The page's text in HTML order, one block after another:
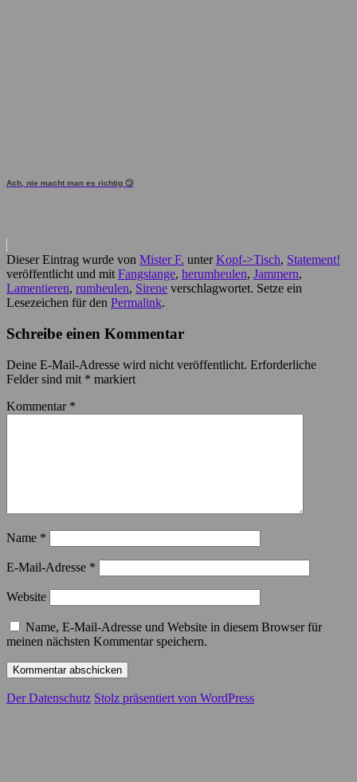
Ach, nie macht man es richtig 🙄
Dieser Eintrag wurde von Mister F. unterKopf->Tisch, Statement!
veröffentlicht und mit Fangstange, herumheulen, Jammern,
Lamentieren, rumheulen, Sirene verschlagwortet. Setze ein
Lesezeichen für den Permalink.
Schreibe einen Kommentar
Deine E-Mail-Adresse wird nicht veröffentlicht. Erforderliche
Felder sind mit * markiert
Kommentar *
Name *
E-Mail-Adresse *
Website
Name, E-Mail-Adresse und Website in diesem Browser für
meinen nächsten Kommentar speichern.
Der Datenschutz Stolz präsentiert von WordPress